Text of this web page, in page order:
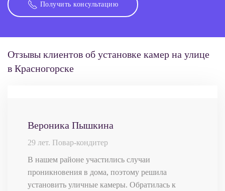
Получить консультацию
Отзывы клиентов об установке камер на улице
в Красногорске
Вероника Пышкина
29 лет. Повар-кондитер
В нашем районе участились случаи
проникновения в дома, поэтому решила
установить уличные камеры. Обратилась к